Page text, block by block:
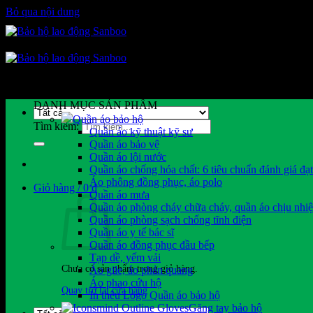
Bỏ qua nội dung
Tìm kiếm:
Giỏ hàng /0₫
Chưa có sản phẩm trong giỏ hàng.
Quay trở lại cửa hàng
DANH MỤC SẢN PHẨM
Quần áo bảo hộ
Quần áo kỹ thuật kỹ sư
Quần áo bảo vệ
Quần áo lội nước
Quần áo chống hóa chất: 6 tiêu chuẩn đánh giá
Áo phông đồng phục, áo polo
Quần áo mưa
Quần áo phòng cháy chữa cháy, quần áo chịu
Quần áo phòng sạch chống tĩnh điện
Quần áo y tế bác sĩ
Quần áo đồng phục đầu bếp
Tạp dề, yếm vải
Áo gile, áo phản quang
Áo phao cứu hộ
In thêu Logo Quần áo bảo hộ
Găng tay bảo hộ